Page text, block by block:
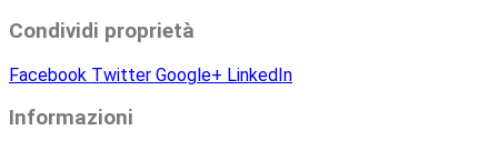
Condividi proprietà
Facebook Twitter Google+ LinkedIn
Informazioni